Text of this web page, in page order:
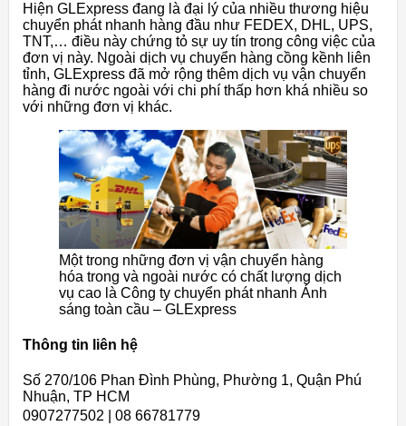
Hiện GLExpress đang là đại lý của nhiều thương hiệu
chuyển phát nhanh hàng đầu như FEDEX, DHL, UPS,
TNT,… điều này chứng tỏ sự uy tín trong công việc của
đơn vị này. Ngoài dịch vụ chuyển hàng cồng kềnh liên
tỉnh, GLExpress đã mở rộng thêm dịch vụ vận chuyển
hàng đi nước ngoài với chi phí thấp hơn khá nhiều so
với những đơn vị khác.
Một trong những đơn vị vận chuyển hàng
hóa trong và ngoài nước có chất lượng dịch
vụ cao là Công ty chuyển phát nhanh Ánh
sáng toàn cầu – GLExpress
Thông tin liên hệ
Số 270/106 Phan Đình Phùng, Phường 1, Quận Phú
Nhuận, TP HCM
0907277502 | 08 66781779